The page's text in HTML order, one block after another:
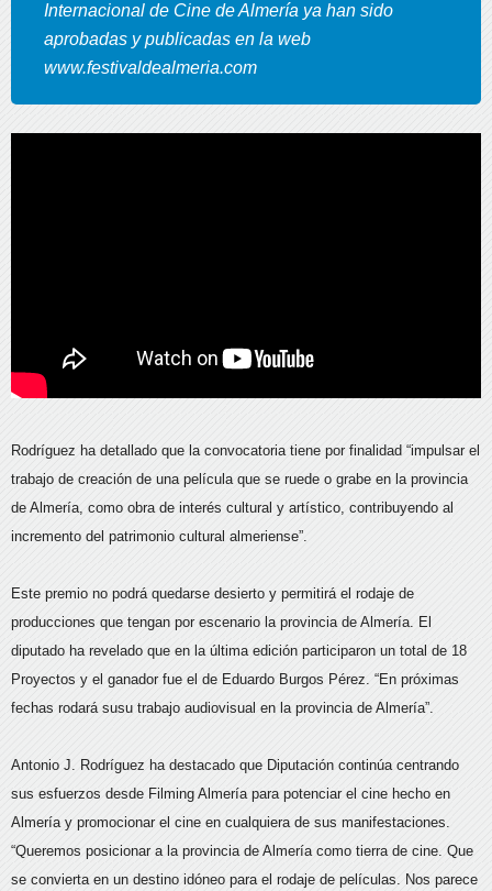
Internacional de Cine de Almería ya han sido
aprobadas y publicadas en la web
www.festivaldealmeria.com
Rodríguez ha detallado que la convocatoria tiene por finalidad “impulsar el
trabajo de creación de una película que se ruede o grabe en la provincia
de Almería, como obra de interés cultural y artístico, contribuyendo al
incremento del patrimonio cultural almeriense”.
Este premio no podrá quedarse desierto y permitirá el rodaje de
producciones que tengan por escenario la provincia de Almería. El
diputado ha revelado que en la última edición participaron un total de 18
Proyectos y el ganador fue el de Eduardo Burgos Pérez. “En próximas
fechas rodará susu trabajo audiovisual en la provincia de Almería”.
Antonio J. Rodríguez ha destacado que Diputación continúa centrando
sus esfuerzos desde Filming Almería para potenciar el cine hecho en
Almería y promocionar el cine en cualquiera de sus manifestaciones.
“Queremos posicionar a la provincia de Almería como tierra de cine. Que
se convierta en un destino idóneo para el rodaje de películas. Nos parece